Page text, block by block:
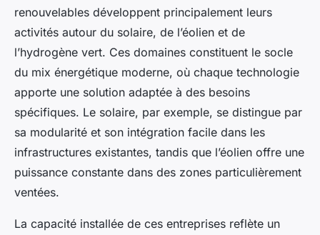
renouvelables développent principalement leurs
activités autour du solaire, de l’éolien et de
l’hydrogène vert. Ces domaines constituent le socle
du mix énergétique moderne, où chaque technologie
apporte une solution adaptée à des besoins
spécifiques. Le solaire, par exemple, se distingue par
sa modularité et son intégration facile dans les
infrastructures existantes, tandis que l’éolien offre une
puissance constante dans des zones particulièrement
ventées.
La capacité installée de ces entreprises reflète un